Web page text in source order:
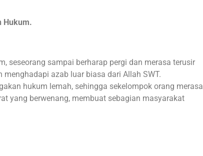
Hukum.
seseorang sampai berharap pergi dan merasa terusir
azab luar biasa dari Allah SWT.
hukum lemah, sehingga sekelompok orang merasa
yang berwenang, membuat sebagian masyarakat